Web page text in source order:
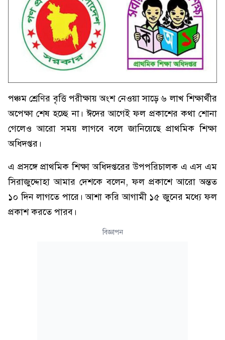
পঞ্চম শ্রেণির বৃত্তি পরীক্ষায় অংশ নেওয়া সাড়ে ৬ লাখ শিক্ষার্থীর
অপেক্ষা শেষ হচ্ছে না। ঈদের আগেই ফল প্রকাশের কথা শোনা
গেলেও আরো সময় লাগবে বলে জানিয়েছে প্রাথমিক শিক্ষা
অধিদপ্তর।
এ প্রসঙ্গে প্রাথমিক শিক্ষা অধিদপ্তরের উপপরিচালক এ এস এম
সিরাজুদ্দোহা আমার দেশকে বলেন, ফল প্রকাশে আরো অন্তত
১০ দিন লাগতে পারে। আশা করি আগামী ১৫ জুনের মধ্যে ফল
প্রকাশ করতে পারব।
বিজ্ঞাপন